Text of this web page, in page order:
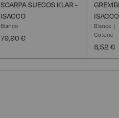
SCARPA SUECOS KLAR -
ISACCO
Bianco
79,90 €
ISACCO
Bianco
Cotone
8,52 €